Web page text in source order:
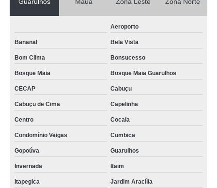
Aeroporto
Bananal Bela Vista
Bom Clima Bonsucesso
Bosque Maia Bosque Maia Guarulhos
CECAP Cabuçu
Cabuçu de Cima Capelinha
Centro Cocaia
Condomínio Veigas Cumbica
Gopoúva Guarulhos
Invernada Itaim
Itapegica Jardim Aracília